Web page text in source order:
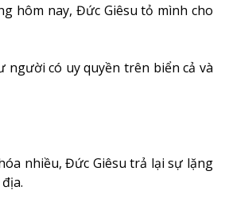
hôm nay, Đức Giêsu tỏ mình cho
người có uy quyền trên biển cả và
nhiều, Đức Giêsu trả lại sự lặng